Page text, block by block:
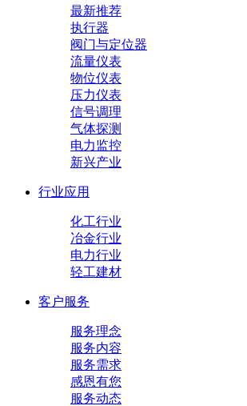
最新推荐
执行器
阀门与定位器
流量仪表
物位仪表
压力仪表
信号调理
气体探测
电力监控
新兴产业
行业应用
化工行业
冶金行业
电力行业
轻工建材
客户服务
服务理念
服务内容
服务需求
感恩有您
服务动态